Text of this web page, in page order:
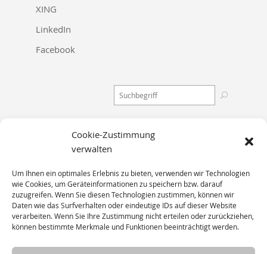
Cookie-Zustimmung
verwalten
Um Ihnen ein optimales Erlebnis zu bieten, verwenden wir Technologien
wie Cookies, um Geräteinformationen zu speichern bzw. darauf
zuzugreifen. Wenn Sie diesen Technologien zustimmen, können wir
Daten wie das Surfverhalten oder eindeutige IDs auf dieser Website
verarbeiten. Wenn Sie Ihre Zustimmung nicht erteilen oder zurückziehen,
können bestimmte Merkmale und Funktionen beeinträchtigt werden.
XING
LinkedIn
Facebook
Stadtbahnstraße 114
22391 Hamburg
Telefon 040 / 63 64 64 – 0
E-Mail:mailbox@)vonbelow.de